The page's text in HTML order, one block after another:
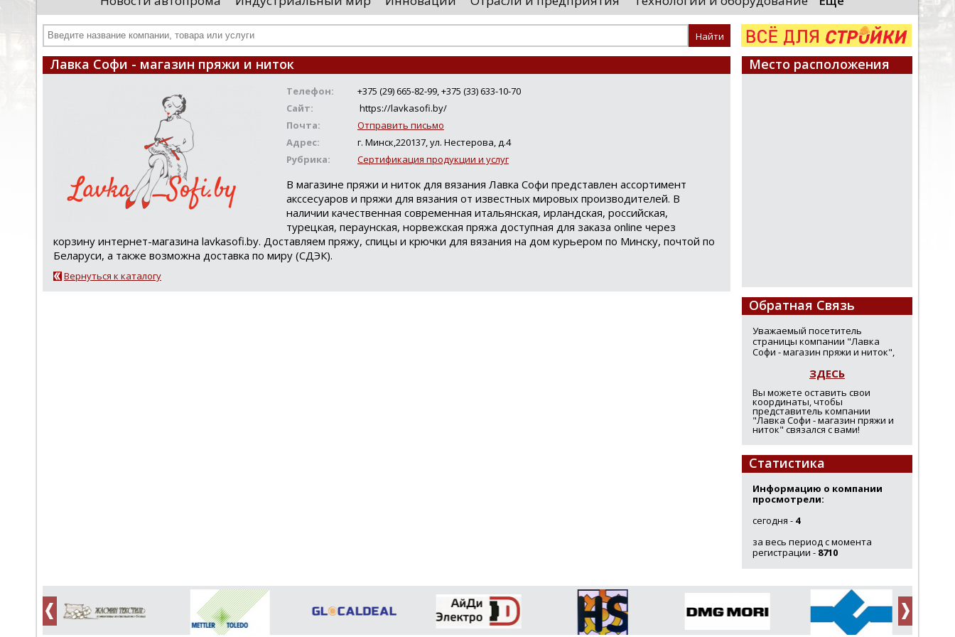
иностранными удостоверяющими центрами.
Чтобы...
проводятся необходимые проверки, после
чего спутники начнут...
«Уральские локомотивы»)
производственного комплекса для выпуска
высокоскоростных поездов. Главный вывод,
большая честь
Президента и вручить
Лавка Софи - магазин пряжи и ниток
Телефон:
+375 (29) 665-82-99, +375 (33) 633-10-70
Сайт:
https://lavkasofi.by/
Почта:
Отправить письмо
Адрес:
г. Минск,220137, ул. Нестерова, д.4
Рубрика:
Сертификация продукции и услуг
В магазине пряжи и ниток для вязания Лавка Софи представлен ассортимент
акссесуаров и пряжи для вязания от известных мировых производителей. В
наличии качественная современная итальянская, ирландская, российская,
турецкая, пераунская, норвежская пряжа доступная для заказа online через
корзину интернет-магазина lavkasofi.by. Доставляем пряжу, спицы и крючки для вязания на дом курьером по Минску, почтой по
Беларуси, а также возможна доставка по миру (СДЭК).
Вернуться к каталогу
Место расположения
Обратная Связь
Уважаемый посетитель
страницы компании "Лавка
Софи - магазин пряжи и ниток",
ЗДЕСЬ
Вы можете оставить свои
координаты, чтобы
представитель компании
"Лавка Софи - магазин пряжи и
ниток" связался с вами!
Статистика
Информацию о компании
просмотрели:
сегодня - 4
за весь период с момента
регистрации - 8710